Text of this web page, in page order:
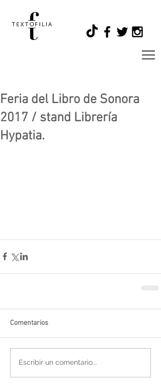
Feria del Libro de Sonora
2017 / stand Librería
Hypatia.
Comentarios
Escribir un comentario...